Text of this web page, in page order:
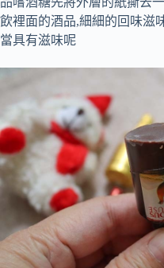
飲裡面的酒品,細細的回味滋
當具有滋味呢